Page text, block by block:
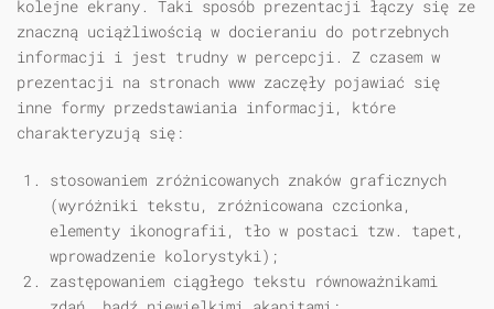
kolejne ekrany. Taki sposób prezentacji łączy się ze
znaczną uciążliwością w docieraniu do potrzebnych
informacji i jest trudny w percepcji. Z czasem w
prezentacji na stronach www zaczęły pojawiać się
inne formy przedstawiania informacji, które
charakteryzują się:
stosowaniem zróżnicowanych znaków graficznych
(wyróżniki tekstu, zróżnicowana czcionka,
elementy ikonografii, tło w postaci tzw. tapet,
wprowadzenie kolorystyki);
zastępowaniem ciągłego tekstu równoważnikami